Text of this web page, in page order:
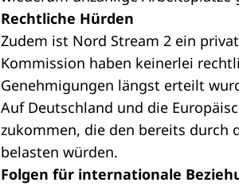
Rechtliche Hürden
Zudem ist Nord Stream 2 ein
Kommission haben keinerlei
Genehmigungen längst erteilt
Auf Deutschland und die
zukommen, die den bereits durch
belasten würden.
Folgen für internationale